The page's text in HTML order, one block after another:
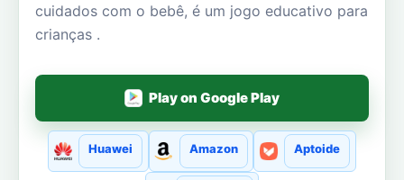
cuidados com o bebê, é um jogo educativo para
crianças .
Play on Google Play
Huawei Amazon Aptoide